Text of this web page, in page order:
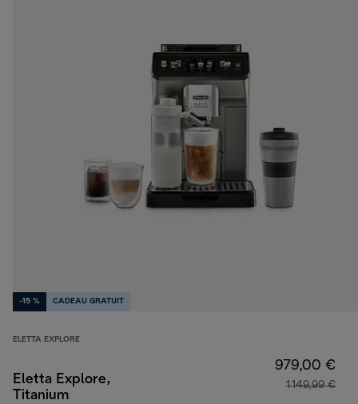
-15 % CADEAU GRATUIT
ELETTA EXPLORE
Eletta Explore,
Titanium
979,00 €
1 149,99 €